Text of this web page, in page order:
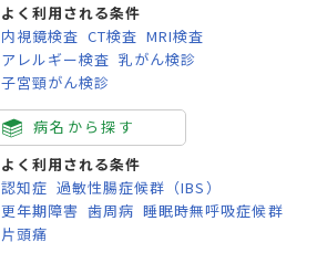
よく利用される条件
内視鏡検査 CT検査 MRI検査
アレルギー検査 乳がん検診
子宮頸がん検診
病名から探す
よく利用される条件
認知症 過敏性腸症候群（IBS）
更年期障害 歯周病 睡眠時無呼吸症候群
片頭痛